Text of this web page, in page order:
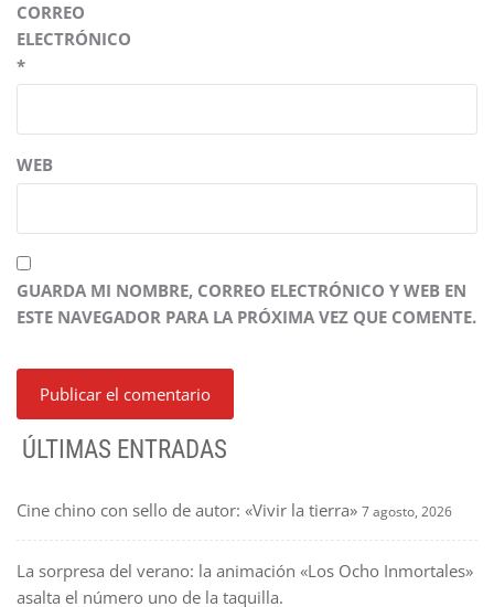
CORREO
ELECTRÓNICO
*
WEB
GUARDA MI NOMBRE, CORREO ELECTRÓNICO Y WEB EN
ESTE NAVEGADOR PARA LA PRÓXIMA VEZ QUE COMENTE.
ÚLTIMAS ENTRADAS
Cine chino con sello de autor: «Vivir la tierra» 7 agosto, 2026
La sorpresa del verano: la animación «Los Ocho Inmortales»
asalta el número uno de la taquilla.